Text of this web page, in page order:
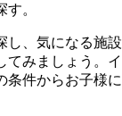
。
し、気になる施
てみましょう。
条件からお子様